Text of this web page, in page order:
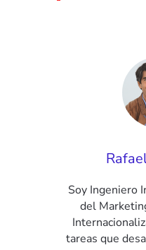
Soy Ingeniero
del
tareas que